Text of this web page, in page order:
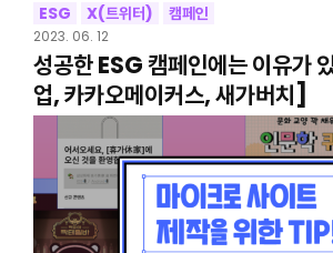
ESG X(트위터) 캠페인
2023. 06. 12
성공한 ESG 캠페인에는 이유가
업, 카카오메이커스, 새가버치]